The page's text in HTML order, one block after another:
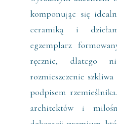
komponując się
ceramiką i
egzemplarz
ręcznie, dlatego
rozmieszczenie
podpisem
architektów i